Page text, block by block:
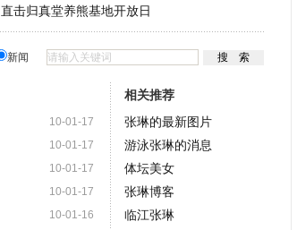
直击归真堂养熊基地开放日
新闻
10-01-17
10-01-17
10-01-17
10-01-17
10-01-16
相关推荐
张琳的最新图片
游泳张琳的消息
体坛美女
张琳博客
临江张琳